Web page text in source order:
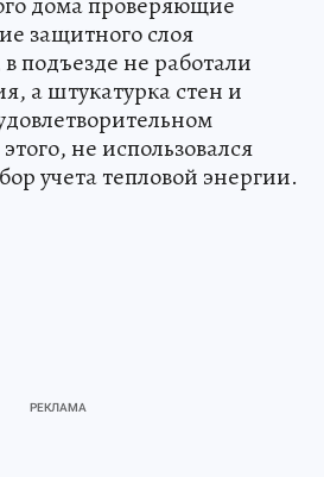
защитного слоя
подъезде не работали
а штукатурка стен и
не использовался
учета тепловой энергии.